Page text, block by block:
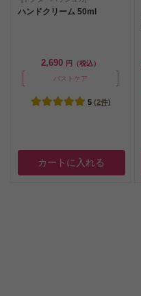
つハンドクリーム。
ハンドクリーム 50ml
2,690 円（税込）
バストケア
5 (2件)
カートに入れる